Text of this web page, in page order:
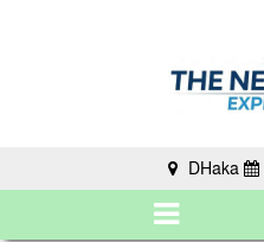
DHaka